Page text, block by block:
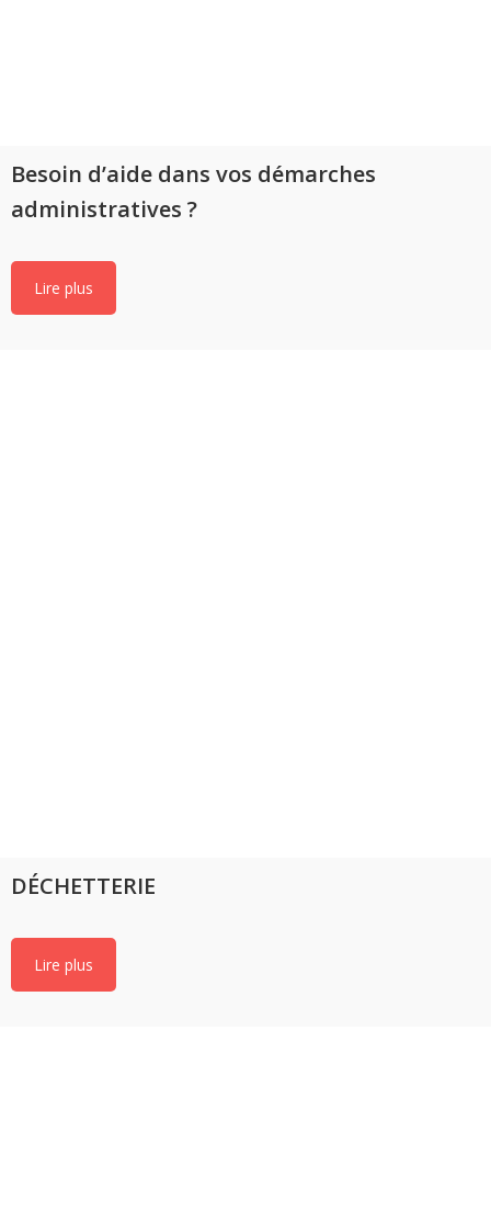
Besoin d’aide dans vos démarches
administratives ?
Lire plus
DÉCHETTERIE
Lire plus